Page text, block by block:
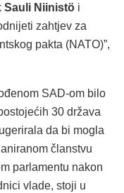
Sauli Niinistö i
zahtjev za
pakta (NATO)”,
SAD-om bilo
30 država
da bi mogla
članstvu
parlamentu nakon
vlade, stoji u